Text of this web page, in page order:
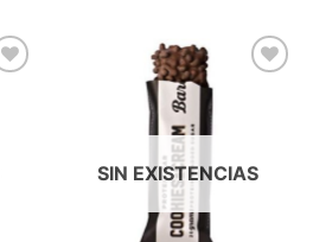
SIN EXISTENCIAS